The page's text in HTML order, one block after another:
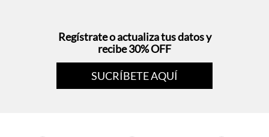
Regístrate o actualiza tus datos y
recibe 30% OFF
SUCRÍBETE AQUÍ